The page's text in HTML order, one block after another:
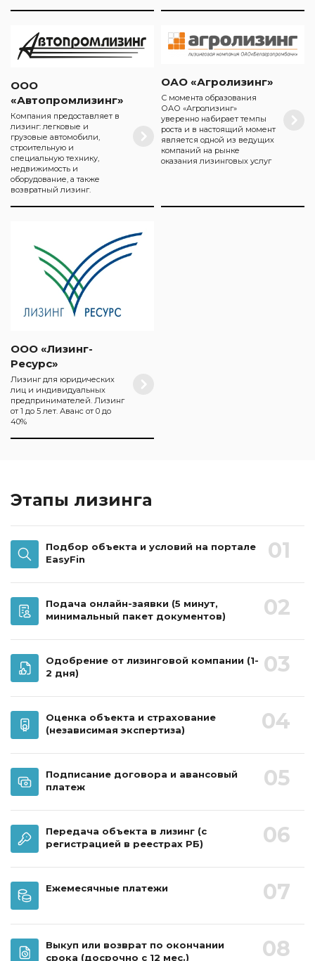
ООО
«Автопромлизинг»
Компания предоставляет в
лизинг: легковые и
грузовые автомобили,
строительную и
специальную технику,
недвижимость и
оборудование, а также
возвратный лизинг.
ОАО «Агролизинг»
С момента образования
ОАО «Агролизинг»
уверенно набирает темпы
роста и в настоящий момент
является одной из ведущих
компаний на рынке
оказания лизинговых услуг
ООО «Лизинг-
Ресурс»
Лизинг для юридических
лиц и индивидуальных
предпринимателей. Лизинг
от 1 до 5 лет. Аванс от 0 до
40%
Этапы лизинга
01
Подбор объекта и условий на портале
EasyFin
02
Подача онлайн-заявки (5 минут,
минимальный пакет документов)
03
Одобрение от лизинговой компании (1-
2 дня)
04
Оценка объекта и страхование
(независимая экспертиза)
05
Подписание договора и авансовый
платеж
06
Передача объекта в лизинг (с
регистрацией в реестрах РБ)
07
Ежемесячные платежи
08
Выкуп или возврат по окончании
срока (досрочно с 12 мес.)